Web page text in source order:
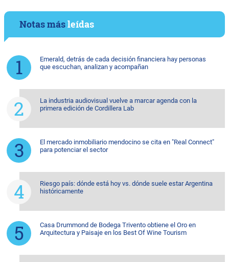
Notas másleídas
Emerald, detrás de cada decisión financiera hay personas
que escuchan, analizan y acompañan
La industria audiovisual vuelve a marcar agenda con la
primera edición de Cordillera Lab
El mercado inmobiliario mendocino se cita en "Real Connect"
para potenciar el sector
Riesgo país: dónde está hoy vs. dónde suele estar Argentina
históricamente
Casa Drummond de Bodega Trivento obtiene el Oro en
Arquitectura y Paisaje en los Best Of Wine Tourism